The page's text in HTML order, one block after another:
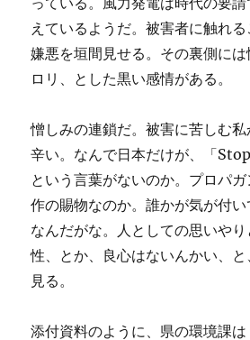
えているようだ。被害者に触れる
嫌悪を垣間見せる。その裏側に
ロリ、とした黒い感情がある。
憎しみの連鎖だ。被害に苦しむ
辛い。なんで日本だけが、「
という言葉がないのか。プロパ
作の賜物なのか。誰かが気が付
なんだがな。人としての思いや
性、とか、良心はないんかい、
見る。
添付資料のように、県の環境課